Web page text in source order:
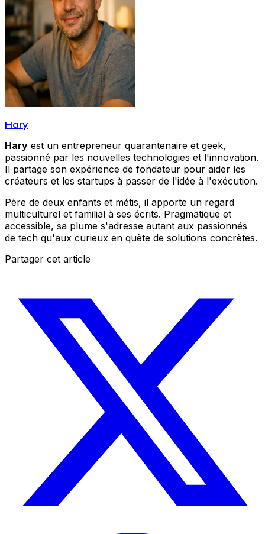
Hary
Hary est un entrepreneur quarantenaire et geek,
passionné par les nouvelles technologies et l'innovation.
Il partage son expérience de fondateur pour aider les
créateurs et les startups à passer de l'idée à l'exécution.
Père de deux enfants et métis, il apporte un regard
multiculturel et familial à ses écrits. Pragmatique et
accessible, sa plume s'adresse autant aux passionnés
de tech qu'aux curieux en quête de solutions concrètes.
Partager cet article